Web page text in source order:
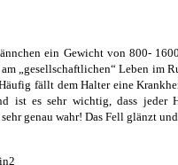
ein Gewicht von 800-
Leben im
fällt dem Halter eine
ist es sehr wichtig, dass
genau wahr! Das Fell glänzt